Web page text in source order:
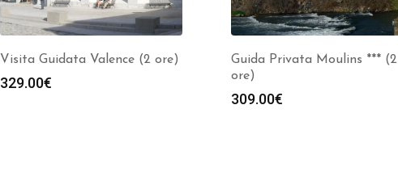
Visita Guidata Valence (2 ore)
329.00€
Guida Privata Moulins *** (2
ore)
309.00€